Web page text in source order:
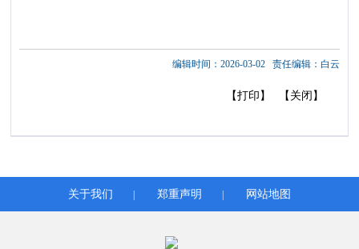
编辑时间：2026-03-02 责任编辑：白云
【关闭】
【打印】
关于我们 郑重声明 网站地图